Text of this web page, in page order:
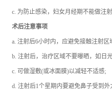
c. 为防止感染，妇女月经期不能做注
术后注意事项
a. 注射后6小时内，应避免接触注射
b. 注射后，治疗区域不要曝晒，如日
c. 可做湿敷(或冰面膜)以减轻不适感;
d. 注射后1个星期内要避免鼻子受到外